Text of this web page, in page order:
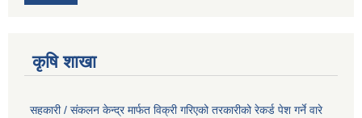
कृषि शाखा
सहकारी / संकलन केन्द्र मार्फत विक्री गरिएको तरकारीको रेकर्ड पेश गर्ने वारे